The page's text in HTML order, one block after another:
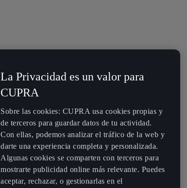
La Privacidad es un valor para
CUPRA
Sobre las cookies: CUPRA usa cookies propias y
de terceros para guardar datos de tu actividad.
Con ellas, podemos analizar el tráfico de la web y
darte una experiencia completa y personalizada.
Algunas cookies se comparten con terceros para
mostrarte publicidad online más relevante. Puedes
aceptar, rechazar, o gestionarlas en el